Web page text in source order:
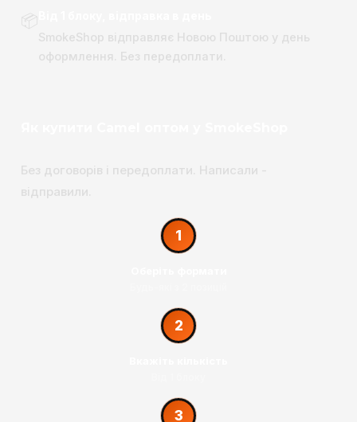
📦
SmokeShop відправляє Новою Поштою у день
оформлення. Без передоплати.
Без договорів і передоплати. Написали -
відправили.
1
2
3